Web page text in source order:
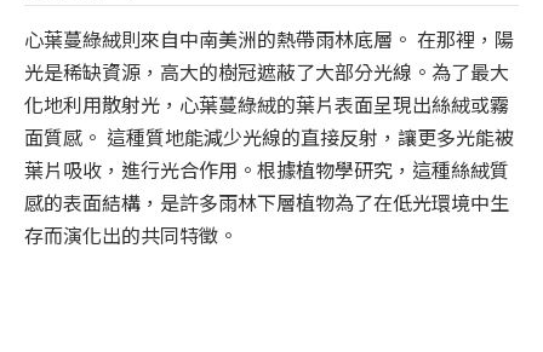
心葉蔓綠絨則來自中南美洲的熱帶雨林底層。 在那裡，陽
光是稀缺資源，高大的樹冠遮蔽了大部分光線。為了最大
化地利用散射光，心葉蔓綠絨的葉片表面呈現出絲絨或霧
面質感。 這種質地能減少光線的直接反射，讓更多光能被
葉片吸收，進行光合作用。根據植物學研究，這種絲絨質
感的表面結構，是許多雨林下層植物為了在低光環境中生
存而演化出的共同特徵。